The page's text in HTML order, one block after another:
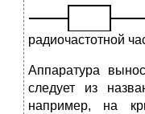
радиочастотной
Аппаратура
следует из
например, на